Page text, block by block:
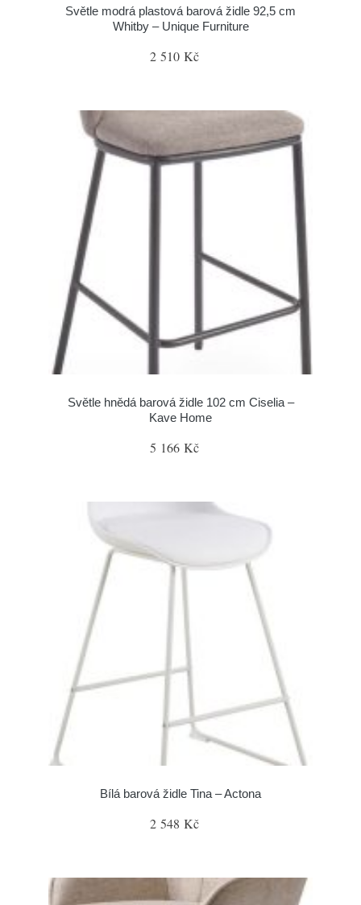
Světle modrá plastová barová židle 92,5 cm
Whitby – Unique Furniture
2 510 Kč
Světle hnědá barová židle 102 cm Ciselia –
Kave Home
5 166 Kč
Bílá barová židle Tina – Actona
2 548 Kč